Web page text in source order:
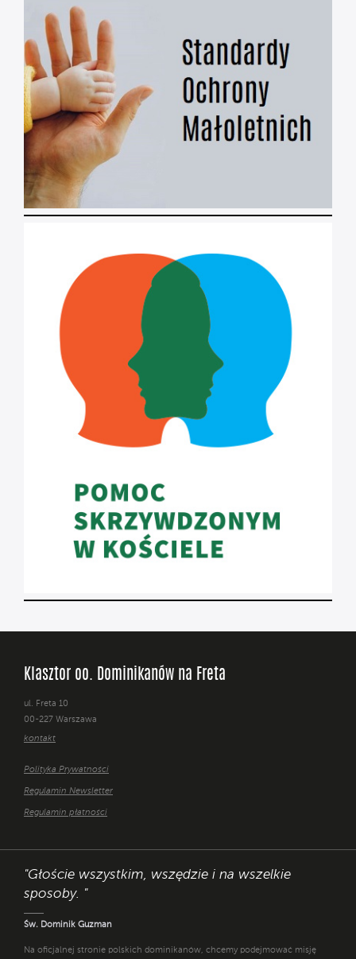
Klasztor oo. Dominikanów na Freta
ul. Freta 10
00-227 Warszawa
kontakt
Polityka Prywatności
Regulamin Newsletter
Regulamin płatności
"Głoście wszystkim, wszędzie i na wszelkie
sposoby. "
Św. Dominik Guzman
Na oficjalnej stronie polskich dominikanów, chcemy podejmować misję